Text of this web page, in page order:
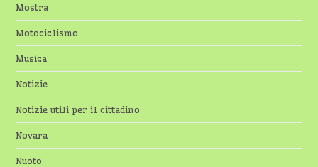
Mostra
Motociclismo
Musica
Notizie
Notizie utili per il cittadino
Novara
Nuoto